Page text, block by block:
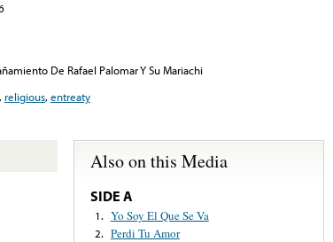
De Rafael Palomar Y Su Mariachi
religious,entreaty
Also on this Media
SIDE A
1. Yo Soy El Que Se Va
2. Perdi Tu Amor